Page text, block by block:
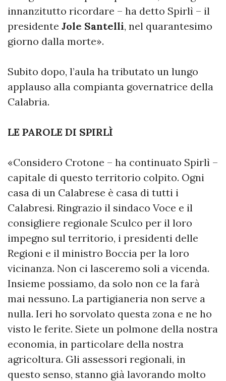
innanzitutto ricordare – ha detto Spirlì – il
presidente Jole Santelli, nel quarantesimo
giorno dalla morte».
Subito dopo, l’aula ha tributato un lungo
applauso alla compianta governatrice della
Calabria.
LE PAROLE DI SPIRLÌ
«Considero Crotone – ha continuato Spirlì –
capitale di questo territorio colpito. Ogni
casa di un Calabrese è casa di tutti i
Calabresi. Ringrazio il sindaco Voce e il
consigliere regionale Sculco per il loro
impegno sul territorio, i presidenti delle
Regioni e il ministro Boccia per la loro
vicinanza. Non ci lasceremo soli a vicenda.
Insieme possiamo, da solo non ce la farà
mai nessuno. La partigianeria non serve a
nulla. Ieri ho sorvolato questa zona e ne ho
visto le ferite. Siete un polmone della nostra
economia, in particolare della nostra
agricoltura. Gli assessori regionali, in
questo senso, stanno già lavorando molto